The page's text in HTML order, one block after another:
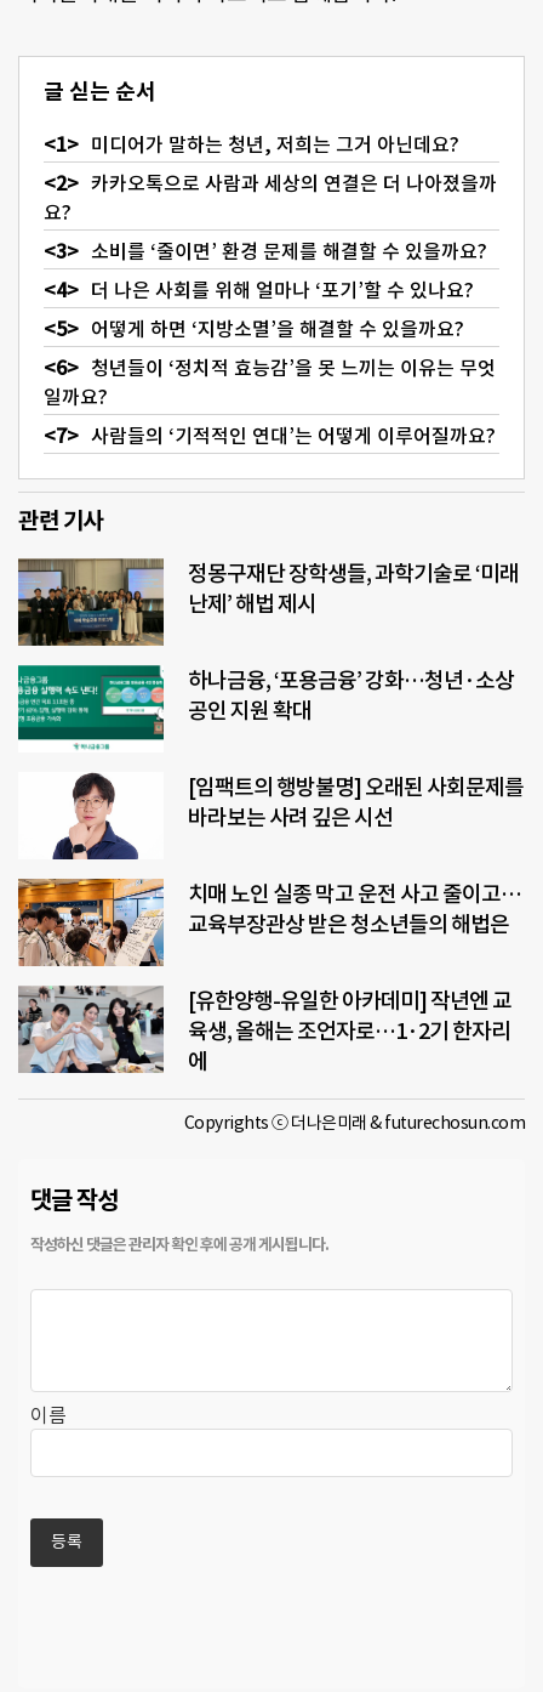
글 싣는 순서
미디어가 말하는 청년, 저희는 그거 아닌데요?
카카오톡으로 사람과 세상의 연결은 더 나아졌을까
요?
소비를 ‘줄이면’ 환경 문제를 해결할 수 있을까요?
더 나은 사회를 위해 얼마나 ‘포기’할 수 있나요?
어떻게 하면 ‘지방소멸’을 해결할 수 있을까요?
청년들이 ‘정치적 효능감’을 못 느끼는 이유는 무엇
일까요?
사람들의 ‘기적적인 연대’는 어떻게 이루어질까요?
관련 기사
정몽구재단 장학생들, 과학기술로 ‘미래
난제’ 해법 제시
하나금융, ‘포용금융’ 강화…청년·소상
공인 지원 확대
[임팩트의 행방불명] 오래된 사회문제를
바라보는 사려 깊은 시선
치매 노인 실종 막고 운전 사고 줄이고…
교육부장관상 받은 청소년들의 해법은
[유한양행-유일한 아카데미] 작년엔 교
육생, 올해는 조언자로…1·2기 한자리
에
Copyrights ⓒ 더나은미래 & futurechosun.com
댓글 작성
이름